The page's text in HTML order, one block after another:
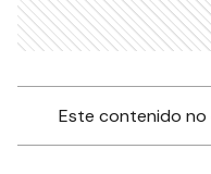
Este contenido